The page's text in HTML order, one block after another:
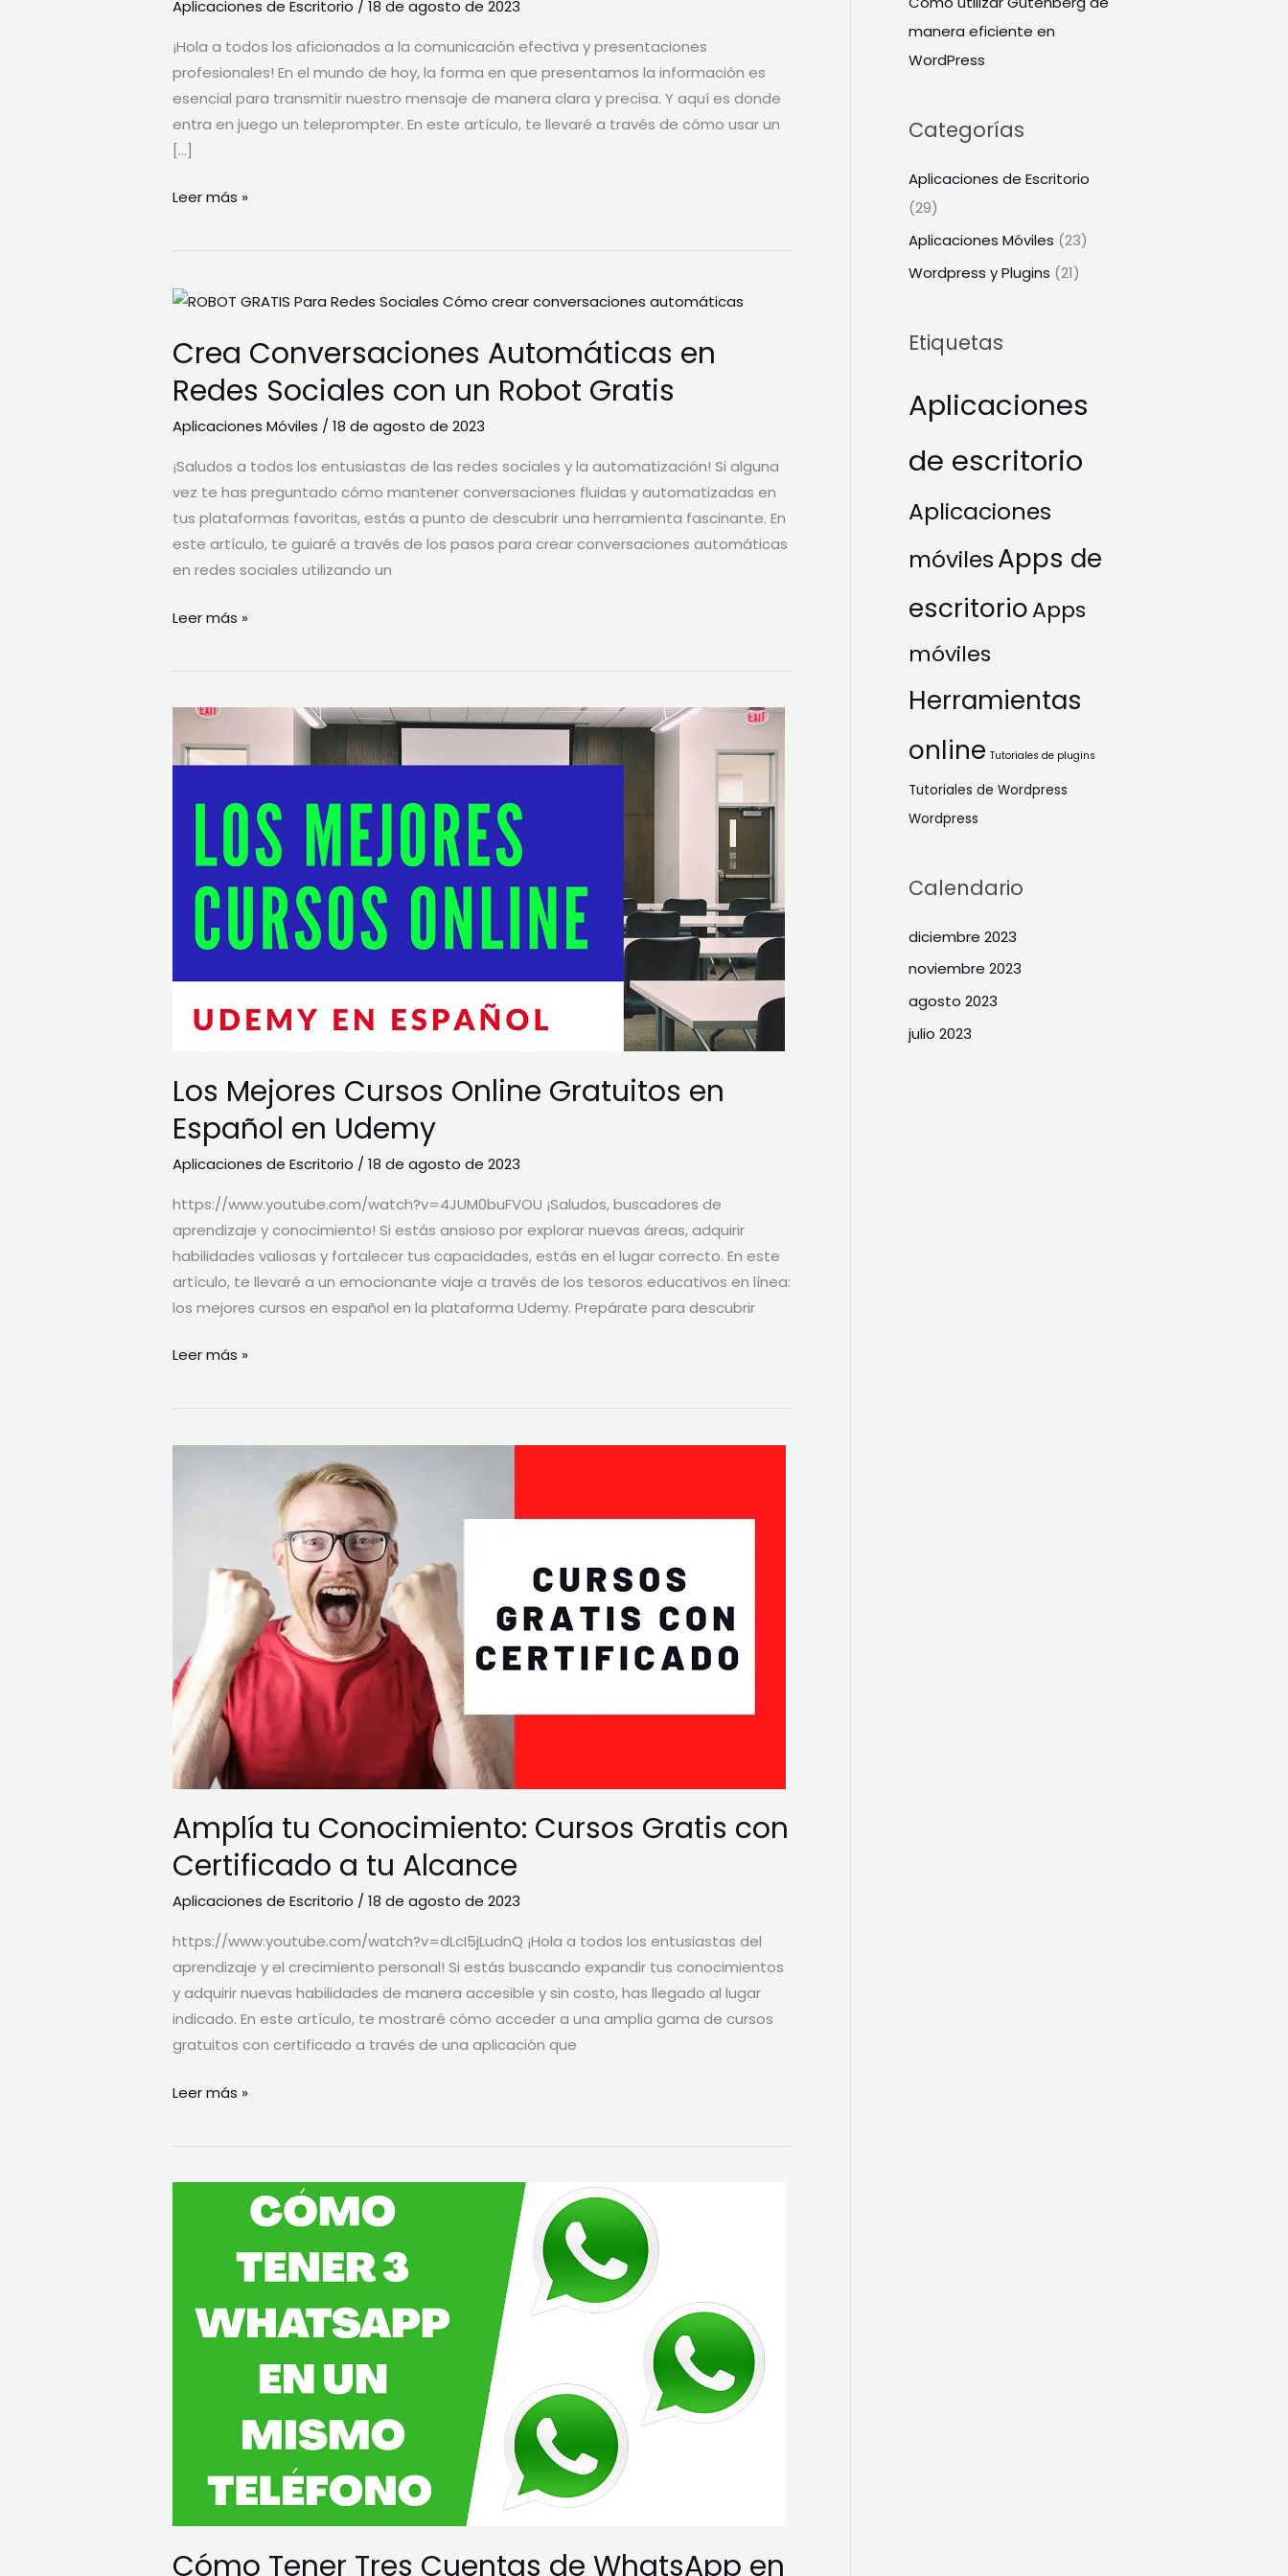
Aplicaciones de Escritorio /18 de agosto de 2023
¡Hola a todos los aficionados a la comunicación efectiva y presentaciones
profesionales! En el mundo de hoy, la forma en que presentamos la información es
esencial para transmitir nuestro mensaje de manera clara y precisa. Y aquí es donde
entra en juego un teleprompter. En este artículo, te llevaré a través de cómo usar un
[…]
Leer más »
Crea Conversaciones Automáticas en
Redes Sociales con un Robot Gratis
Aplicaciones Móviles / 18 de agosto de 2023
¡Saludos a todos los entusiastas de las redes sociales y la automatización! Si alguna
vez te has preguntado cómo mantener conversaciones fluidas y automatizadas en
tus plataformas favoritas, estás a punto de descubrir una herramienta fascinante. En
este artículo, te guiaré a través de los pasos para crear conversaciones automáticas
en redes sociales utilizando un
Crea
Automáticas
en
Redes
Sociales
un
Gratis
Leer más »
Los Mejores Cursos Online Gratuitos en
Español en Udemy
Aplicaciones de Escritorio / 18 de agosto de 2023
https://www.youtube.com/watch?v=4JUM0buFVOU ¡Saludos, buscadores de
aprendizaje y conocimiento! Si estás ansioso por explorar nuevas áreas, adquirir
habilidades valiosas y fortalecer tus capacidades, estás en el lugar correcto. En este
artículo, te llevaré a un emocionante viaje a través de los tesoros educativos en línea:
los mejores cursos en español en la plataforma Udemy. Prepárate para descubrir
Mejores
Cursos
Online
Udemy
Leer más »
Amplía tu Conocimiento: Cursos Gratis con
Certificado a tu Alcance
Aplicaciones de Escritorio / 18 de agosto de 2023
https://www.youtube.com/watch?v=dLcI5jLudnQ ¡Hola a todos los entusiastas del
aprendizaje y el crecimiento personal! Si estás buscando expandir tus conocimientos
y adquirir nuevas habilidades de manera accesible y sin costo, has llegado al lugar
indicado. En este artículo, te mostraré cómo acceder a una amplia gama de cursos
gratuitos con certificado a través de una aplicación que
Certificado
tu
Alcance
Leer más »
Cómo Tener Tres Cuentas de WhatsApp en
WhatsApp
manera eficiente en
WordPress
Categorías
Aplicaciones de Escritorio
(29)
Aplicaciones Móviles (23)
Wordpress y Plugins (21)
Etiquetas
Aplicaciones
de escritorio
Aplicaciones
móvilesApps de
escritorioApps
móviles
Herramientas
online Tutoriales de plugins
Tutoriales de Wordpress
Wordpress
Calendario
diciembre 2023
noviembre 2023
agosto 2023
julio 2023